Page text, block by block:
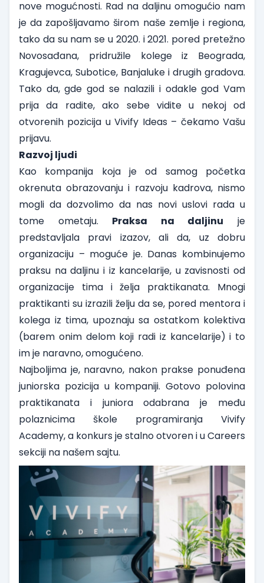
nove mogućnosti. Rad na daljinu omogućio nam
je da zapošljavamo širom naše zemlje i regiona,
tako da su nam se u 2020. i 2021. pored pretežno
Novosađana, pridružile kolege iz Beograda,
Kragujevca, Subotice, Banjaluke i drugih gradova.
Tako da, gde god se nalazili i odakle god Vam
prija da radite, ako sebe vidite u nekoj od
otvorenih pozicija u Vivify Ideas – čekamo Vašu
prijavu.
Razvoj ljudi
Kao kompanija koja je od samog početka
okrenuta obrazovanju i razvoju kadrova, nismo
mogli da dozvolimo da nas novi uslovi rada u
tome ometaju. Praksa na daljinu je
predstavljala pravi izazov, ali da, uz dobru
organizaciju – moguće je. Danas kombinujemo
praksu na daljinu i iz kancelarije, u zavisnosti od
organizacije tima i želja praktikanata. Mnogi
praktikanti su izrazili želju da se, pored mentora i
kolega iz tima, upoznaju sa ostatkom kolektiva
(barem onim delom koji radi iz kancelarije) i to
im je naravno, omogućeno.
Najboljima je, naravno, nakon prakse ponuđena
juniorska pozicija u kompaniji. Gotovo polovina
praktikanata i juniora odabrana je među
polaznicima škole programiranja Vivify
Academy, a konkurs je stalno otvoren i uCareers
sekciji na našem sajtu.